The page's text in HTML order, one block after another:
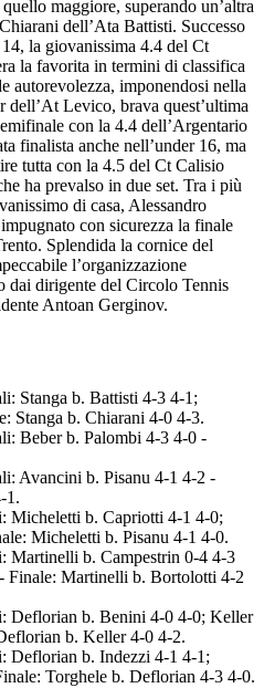
maggiore, superando un’altra
dell’Ata Battisti. Successo
la giovanissima 4.4 del Ct
la favorita in termini di classifica
autorevolezza, imponendosi nella
Levico, brava quest’ultima
con la 4.4 dell’Argentario
finalista anche nell’under 16, ma
tutta con la 4.5 del Ct Calisio
ha prevalso in due set. Tra i più
di casa, Alessandro
con sicurezza la finale
Splendida la cornice del
l’organizzazione
dai dirigente del Circolo Tennis
Antoan Gerginov.
Stanga b. Battisti 4-3 4-1;
Stanga b. Chiarani 4-0 4-3.
Beber b. Palombi 4-3 4-0 -
Avancini b. Pisanu 4-1 4-2 -
1.
Micheletti b. Capriotti 4-1 4-0;
Micheletti b. Pisanu 4-1 4-0.
Martinelli b. Campestrin 0-4 4-3
Finale: Martinelli b. Bortolotti 4-2
Deflorian b. Benini 4-0 4-0; Keller
b. Keller 4-0 4-2.
Deflorian b. Indezzi 4-1 4-1;
Torghele b. Deflorian 4-3 4-0.